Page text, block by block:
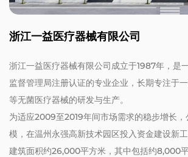
浙江一益医疗器械有限公司
浙江一益医疗器械有限公司成立于1987年，是
监督管理局注册认证的专业企业，长期专注于
等无菌医疗器械的研发与生产。
为适应2009至2019年间市场需求的稳步增长
模，在温州永强高新技术园区投入资金建设新
建筑面积约26,000平方米，其中包括约8,000